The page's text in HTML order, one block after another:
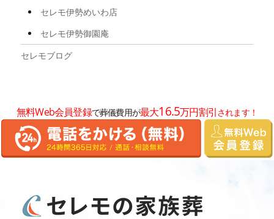
2025年2月
2025年1月
2024年12月
2024年8月
2024年7月
2024年6月
2024年4月
セレモ伊勢めいわ店
セレモ伊勢御園庵
セレモブログ
無料Web会員登録で葬儀費用が最大16.5万円割引されます！